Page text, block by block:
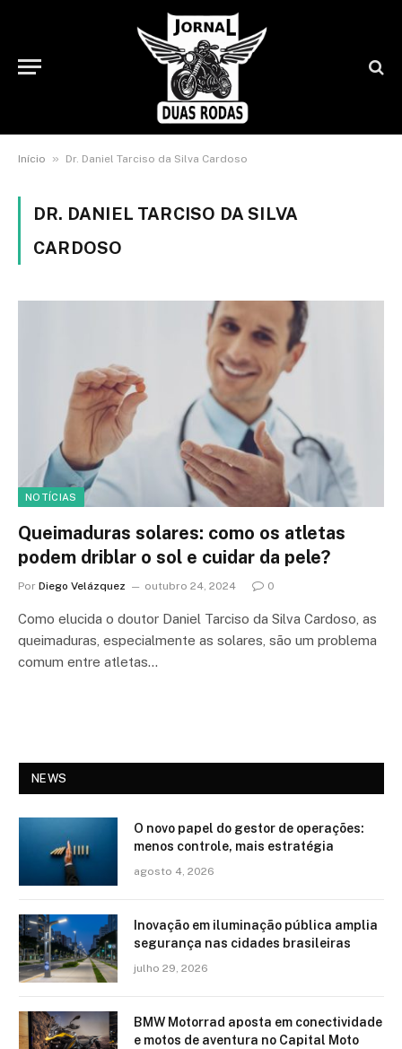
Início » Dr. Daniel Tarciso da Silva Cardoso
DR. DANIEL TARCISO DA SILVA
CARDOSO
NOTÍCIAS
Queimaduras solares: como os atletas
podem driblar o sol e cuidar da pele?
Por Diego Velázquez outubro 24, 2024 0
Como elucida o doutor Daniel Tarciso da Silva Cardoso, as
queimaduras, especialmente as solares, são um problema
comum entre atletas…
NEWS
O novo papel do gestor de operações:
menos controle, mais estratégia
agosto 4, 2026
Inovação em iluminação pública amplia
segurança nas cidades brasileiras
julho 29, 2026
BMW Motorrad aposta em conectividade
e motos de aventura no Capital Moto